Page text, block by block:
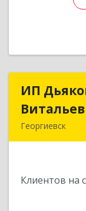
ИП
Георгиевск
Клиентов на